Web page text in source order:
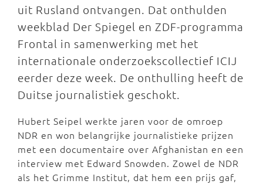
uit Rusland ontvangen. Dat onthulden
weekblad Der Spiegel en ZDF-programma
Frontal in samenwerking met het
internationale onderzoekscollectief ICIJ
eerder deze week. De onthulling heeft de
Duitse journalistiek geschokt.
Hubert Seipel werkte jaren voor de omroep
NDR en won belangrijke journalistieke prijzen
met een documentaire over Afghanistan en een
interview met Edward Snowden. Zowel de NDR
als het Grimme Institut, dat hem een prijs gaf,